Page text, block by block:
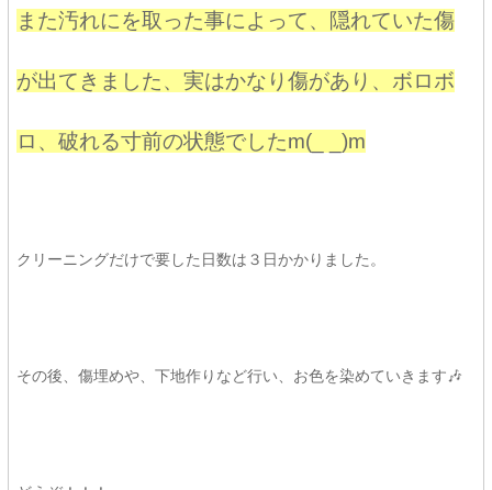
また汚れにを取った事によって、隠れていた傷
が出てきました、実はかなり傷があり、ボロボ
ロ、破れる寸前の状態でしたm(_ _)m
クリーニングだけで要した日数は３日かかりました。
その後、傷埋めや、下地作りなど行い、お色を染めていきます🎶